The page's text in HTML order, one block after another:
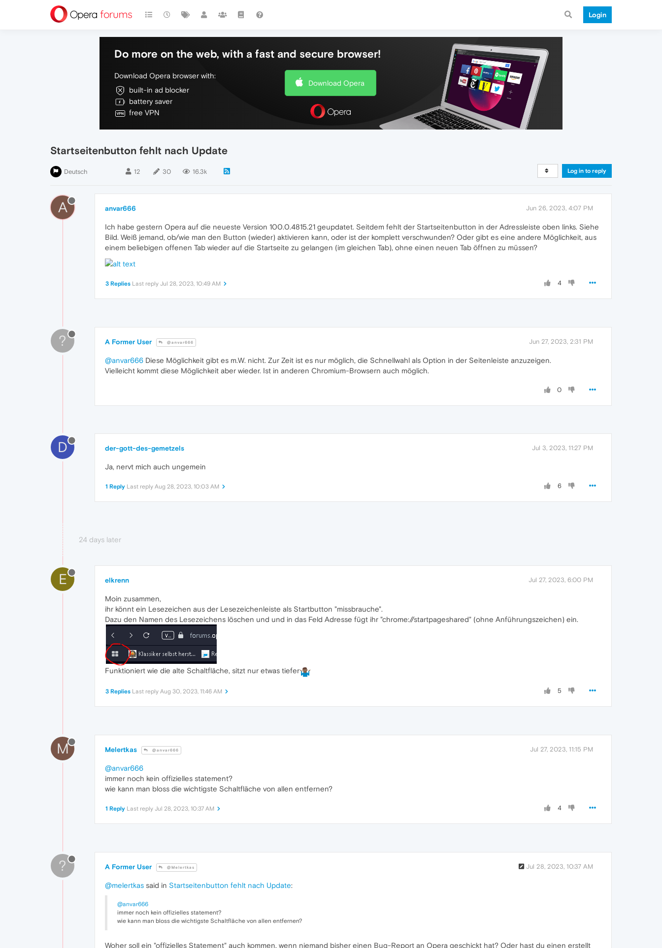
Login
Do more on the web, with a fast and secure browser!
Download Opera browser with:
built-in ad blocker
battery saver
free VPN
Download Opera
Startseitenbutton fehlt nach Update
Deutsch 12 30 16.3k Log in to reply
A anvar666 Jun 26, 2023, 4:07 PM
Ich habe gestern Opera auf die neueste Version 100.0.4815.21 geupdatet. Seitdem fehlt der Startseitenbutton in der Adressleiste oben links. Siehe
Bild. Weiß jemand, ob/wie man den Button (wieder) aktivieren kann, oder ist der komplett verschwunden? Oder gibt es eine andere Möglichkeit, aus
einem beliebigen offenen Tab wieder auf die Startseite zu gelangen (im gleichen Tab), ohne einen neuen Tab öffnen zu müssen?
4
3 Replies Last reply Jul 28, 2023, 10:49 AM
? A Former User @anvar666 Jun 27, 2023, 2:31 PM
@anvar666 Diese Möglichkeit gibt es m.W. nicht. Zur Zeit ist es nur möglich, die Schnellwahl als Option in der Seitenleiste anzuzeigen.
Vielleicht kommt diese Möglichkeit aber wieder. Ist in anderen Chromium-Browsern auch möglich.
0
D der-gott-des-gemetzels Jul 3, 2023, 11:27 PM
Ja, nervt mich auch ungemein
6
1 Reply Last reply Aug 28, 2023, 10:03 AM
24 days later
E elkrenn Jul 27, 2023, 6:00 PM
Moin zusammen,
ihr könnt ein Lesezeichen aus der Lesezeichenleiste als Startbutton "missbrauche".
Dazu den Namen des Lesezeichens löschen und und in das Feld Adresse fügt ihr "chrome://startpageshared" (ohne Anführungszeichen) ein.
Funktioniert wie die alte Schaltfläche, sitzt nur etwas tiefer
5
3 Replies Last reply Aug 30, 2023, 11:46 AM
M Melertkas @anvar666 Jul 27, 2023, 11:15 PM
@anvar666
immer noch kein offizielles statement?
wie kann man bloss die wichtigste Schaltfläche von allen entfernen?
4
1 Reply Last reply Jul 28, 2023, 10:37 AM
? A Former User @Melertkas Jul 28, 2023, 10:37 AM
@melertkas said in Startseitenbutton fehlt nach Update:
@anvar666
immer noch kein offizielles statement?
wie kann man bloss die wichtigste Schaltfläche von allen entfernen?
Woher soll ein "offizielles Statement" auch kommen, wenn niemand bisher einen Bug-Report an Opera geschickt hat? Oder hast du einen erstellt